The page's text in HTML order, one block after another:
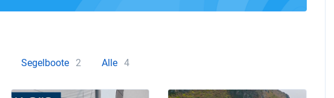
Segelboote 2 Alle 4